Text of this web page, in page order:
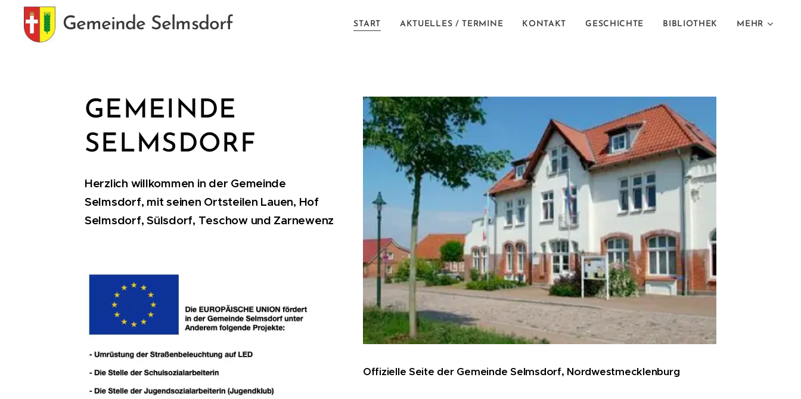
Gemeinde Selmsdorf START AKTUELLES / TERMINE KONTAKT GESCHICHTE BIBLIOTHEK MEHR
GEMEINDE
SELMSDORF
Herzlich willkommen in der Gemeinde
Selmsdorf, mit seinen Ortsteilen Lauen, Hof
Selmsdorf, Sülsdorf, Teschow und Zarnewenz
Offizielle Seite der Gemeinde Selmsdorf, Nordwestmecklenburg